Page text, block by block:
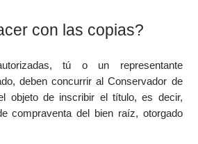
con las copias?
tú o un representante
deben concurrir al Conservador de
objeto de inscribir el título, es decir,
compraventa del bien raíz, otorgado